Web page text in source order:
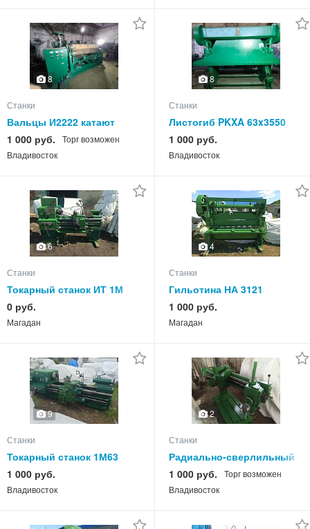
8
Станки
Вальцы И2222 катают
16х2000 мм продам,
Владивосток.
1 000 руб.
Торг возможен
Владивосток
8
Станки
Листогиб PKXA 63x3550
производство Erfurt ГДР
продам
1 000 руб.
Владивосток
6
Станки
Токарный станок ИТ 1М
продам.
0 руб.
Магадан
4
Станки
Гильотина НА 3121
12х2000 мм - продам
1 000 руб.
Магадан
9
Станки
Токарный станок 1М63
РМЦ 1500 мм продам
1 000 руб.
Владивосток
2
Станки
Радиально-сверлильный
станок 2К52 продам,
Владивосток
1 000 руб.
Торг возможен
Владивосток